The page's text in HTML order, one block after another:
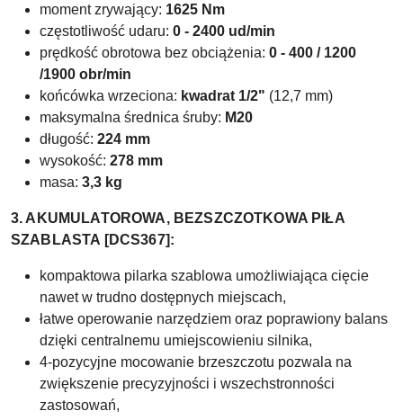
moment zrywający: 1625 Nm
częstotliwość udaru: 0 - 2400 ud/min
prędkość obrotowa bez obciążenia: 0 - 400 / 1200
/1900 obr/min
końcówka wrzeciona: kwadrat 1/2" (12,7 mm)
maksymalna średnica śruby: M20
długość: 224 mm
wysokość: 278 mm
masa: 3,3 kg
3. AKUMULATOROWA, BEZSZCZOTKOWA PIŁA
SZABLASTA [DCS367]:
kompaktowa pilarka szablowa umożliwiająca cięcie
nawet w trudno dostępnych miejscach,
łatwe operowanie narzędziem oraz poprawiony balans
dzięki centralnemu umiejscowieniu silnika,
4-pozycyjne mocowanie brzeszczotu pozwala na
zwiększenie precyzyjności i wszechstronności
zastosowań,